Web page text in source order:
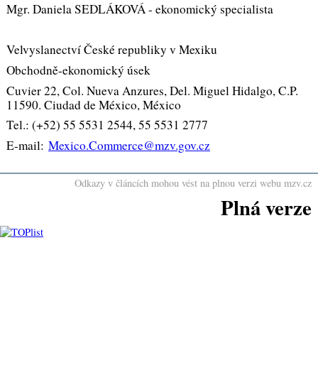
Mgr. Daniela SEDLÁKOVÁ - ekonomický specialista
Velvyslanectví České republiky v Mexiku
Obchodně-ekonomický úsek
Cuvier 22, Col. Nueva Anzures, Del. Miguel Hidalgo, C.P.
11590. Ciudad de México, México
Tel.: (+52) 55 5531 2544, 55 5531 2777
E-mail: Mexico.Commerce@mzv.gov.cz
Odkazy v článcích mohou vést na plnou verzi webu mzv.cz
Plná verze